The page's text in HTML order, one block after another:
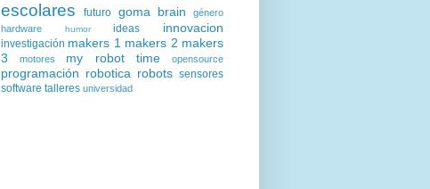
escolares
futuro goma brain
género
hardware
humor ideas innovacion
investigación makers 1 makers 2 makers
3
motores my robot time opensource
programación robotica robots sensores
software talleres universidad